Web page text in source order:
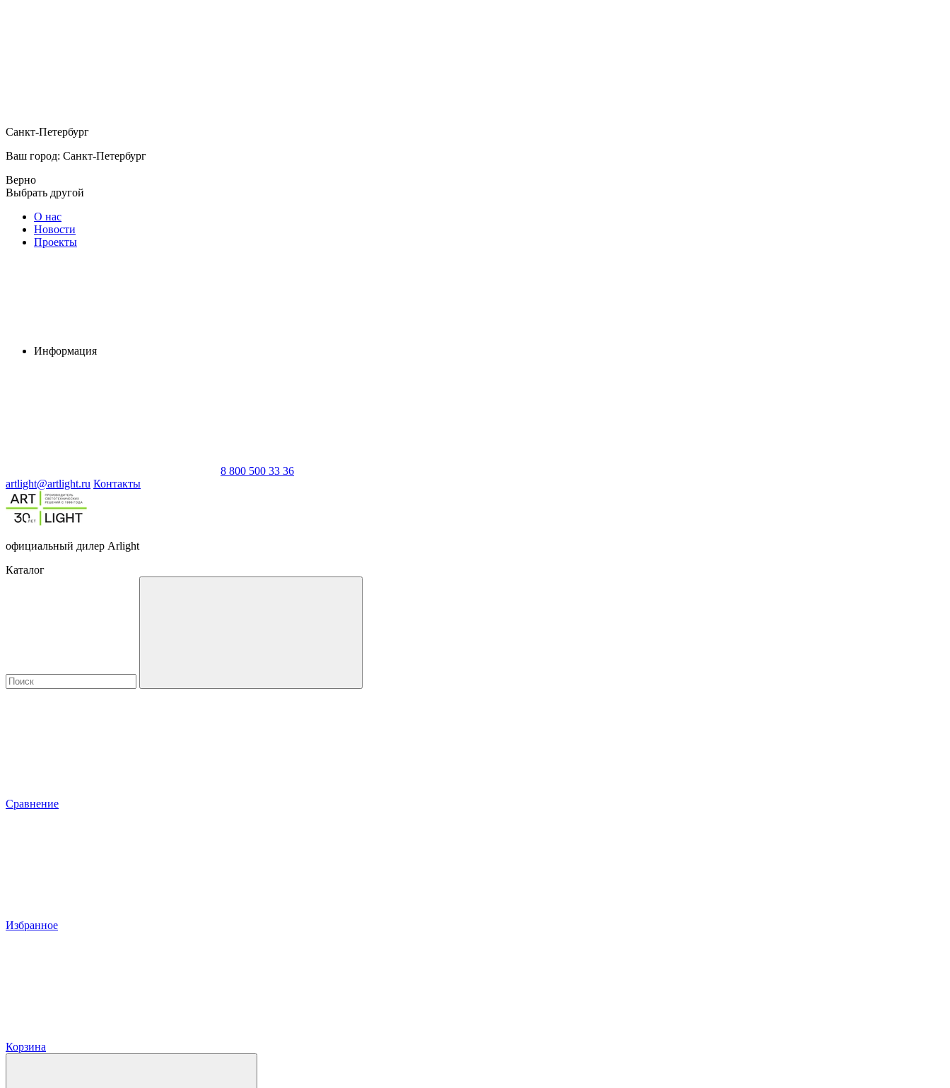
Санкт-Петербург
Ваш город: Санкт-Петербург
Верно
Выбрать другой
О нас
Новости
Проекты
Информация
8 800 500 33 36
artlight@artlight.ru Контакты
официальный дилер Arlight
Каталог
Сравнение
Избранное
Корзина